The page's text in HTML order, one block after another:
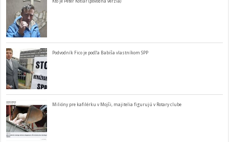
Podvodník Fico je podľa Babiša vlastníkom SPP
Milióny pre kafilérku v Mojši, majitelia figurujú v Rotary clube